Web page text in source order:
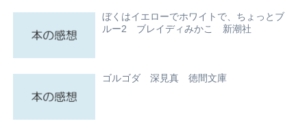
ぼくはイエローでホワイトで、ちょっとブ
ルー2 ブレイディみかこ 新潮社
ゴルゴダ 深見真 徳間文庫